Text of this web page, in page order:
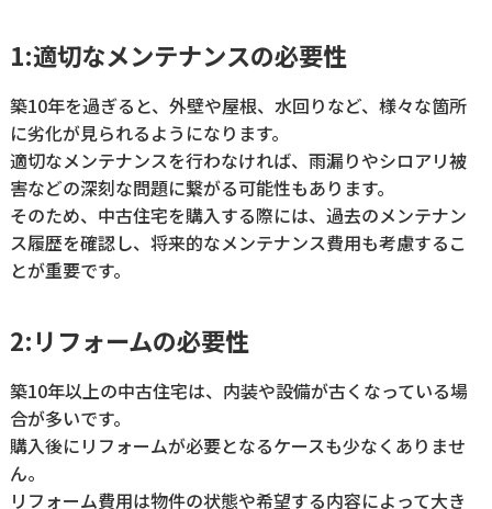
1:適切なメンテナンスの必要性
築10年を過ぎると、外壁や屋根、水回りなど、様々な箇所
に劣化が見られるようになります。
適切なメンテナンスを行わなければ、雨漏りやシロアリ被
害などの深刻な問題に繋がる可能性もあります。
そのため、中古住宅を購入する際には、過去のメンテナン
ス履歴を確認し、将来的なメンテナンス費用も考慮するこ
とが重要です。
2:リフォームの必要性
築10年以上の中古住宅は、内装や設備が古くなっている場
合が多いです。
購入後にリフォームが必要となるケースも少なくありませ
ん。
リフォーム費用は物件の状態や希望する内容によって大き